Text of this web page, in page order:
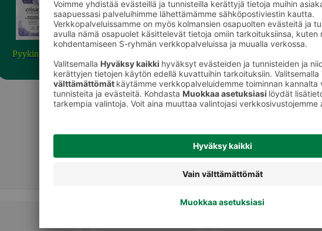
Pyykinpesu